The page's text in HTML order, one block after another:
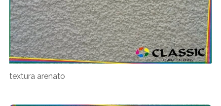
textura arenato